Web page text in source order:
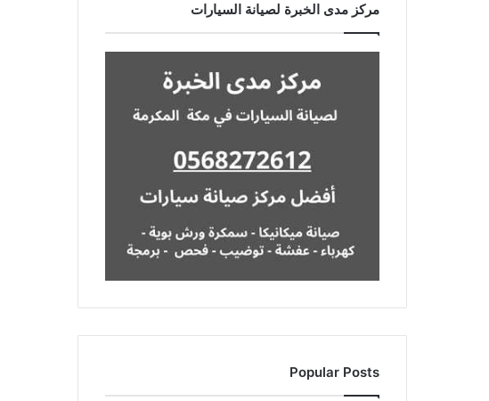
مركز مدى الخبرة لصيانة السيارات
Popular Posts